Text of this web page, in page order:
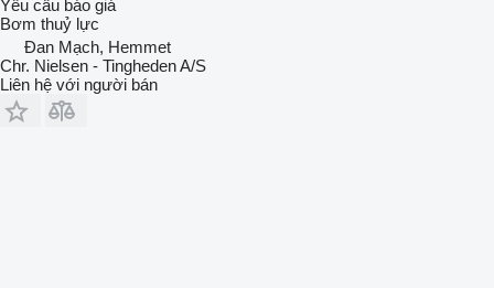
Yêu cầu báo giá
Bơm thuỷ lực
Đan Mạch, Hemmet
Chr. Nielsen - Tingheden A/S
Liên hệ với người bán